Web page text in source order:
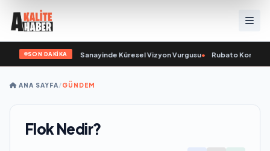
SON DAKİKA
ve Savunma Sanayinde Küresel Vizyon Vurgusu• Rubato Konser
ANA SAYFA/GÜNDEM
Flok Nedir?